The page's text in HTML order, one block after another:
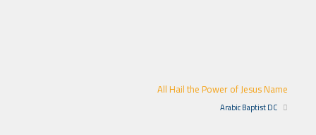
All Hail the Power of Jesus Name
Arabic Baptist DC